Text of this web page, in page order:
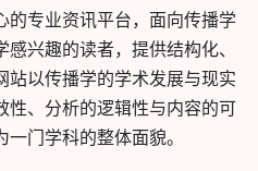
的专业资讯平台，面向传播学
兴趣的读者，提供结构化、
站以传播学的学术发展与现实
性、分析的逻辑性与内容的可
门学科的整体面貌。